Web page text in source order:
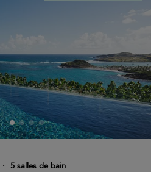
·
5 salles de bain